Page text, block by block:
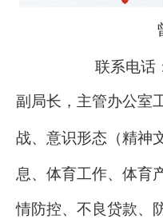
联系电话
副局长，主管办公室
战、 意识形态（精神
息、 体育工作、体育
情防控、不良贷款、